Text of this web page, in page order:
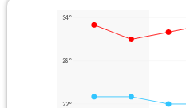
34°
28°
22°